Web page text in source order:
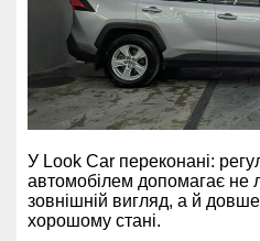
У Look Car переконані:
автомобілем допомагає не
зовнішній вигляд, а й довше
хорошому стані.